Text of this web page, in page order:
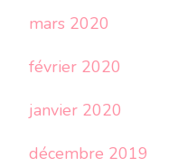
mars 2020
février 2020
janvier 2020
décembre 2019